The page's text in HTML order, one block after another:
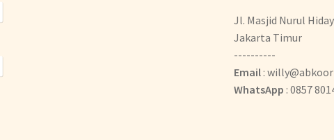
Jl. Masjid Nurul
Jakarta Timur
----------
Email :
WhatsApp : 0857